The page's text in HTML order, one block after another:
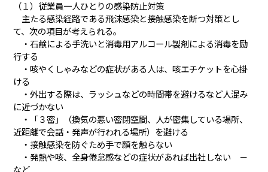
（１）従業員一人ひとりの感染防止対策
主たる感染経路である飛沫感染と接触感染を断つ対策とし
て、次の項目が考えられる。
・石鹸による手洗いと消毒用アルコール製剤による消毒を励
行する
・咳やくしゃみなどの症状がある人は、咳エチケットを心掛
ける
・外出する際は、ラッシュなどの時間帯を避けるなど人混み
に近づかない
・「３密」（換気の悪い密閉空間、人が密集している場所、
近距離で会話・発声が行われる場所）を避ける
・接触感染を防ぐため手で顔を触らない
・発熱や咳、全身倦怠感などの症状があれば出社しない －